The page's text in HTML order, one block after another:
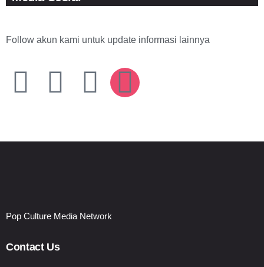
Follow akun kami untuk update informasi lainnya
Pop Culture Media Network
Contact Us